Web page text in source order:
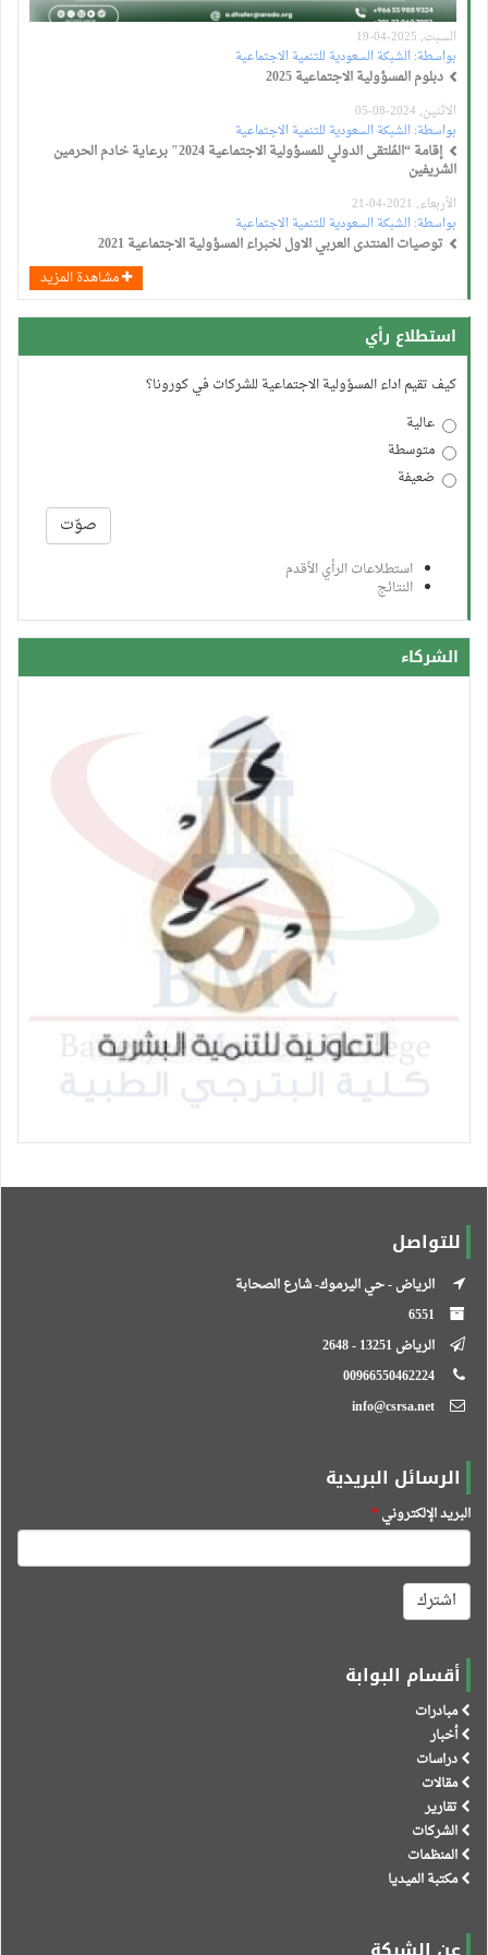
السبت, 2025-04-19
بواسطة:الشبكة السعودية للتنمية الاجتماعية
دبلوم المسؤولية الاجتماعية 2025
الاثنين, 2024-08-05
بواسطة:الشبكة السعودية للتنمية الاجتماعية
إقامة “المُلتقى الدولي للمسؤولية الاجتماعية 2024" برعاية خادم الحرمين
الشريفين
الأربعاء, 2021-04-21
بواسطة:الشبكة السعودية للتنمية الاجتماعية
توصيات المنتدى العربي الاول لخبراء المسؤولية الاجتماعية 2021
مشاهدة المزيد
استطلاع رأي
كيف تقيم اداء المسؤولية الاجتماعية للشركات في كورونا؟
عالية
متوسطة
ضعيفة
صوّت
استطلاعات الرأي الأقدم
النتائج
الشركاء
للتواصل
الرياض - حي اليرموك- شارع الصحابة
الرياض 13251 - 2648
الرسائل البريدية
البريد الإلكتروني*
اشترك
أقسام البوابة
مبادرات
أخبار
دراسات
مقالات
تقارير
الشركات
المنظمات
مكتبة الميديا